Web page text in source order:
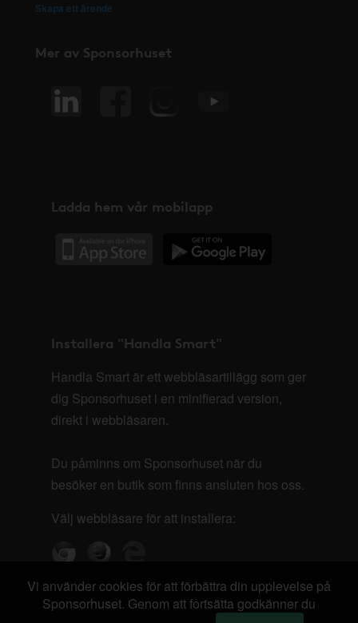
Skapa ett ärende
Mer av Sponsorhuset
Ladda hem vår mobilapp
Installera "Handla Smart"
Handla Smart är ett webbläsartillägg som ger
dig Sponsorhuset i en minifierad version,
direkt i webbläsaren.
Du påminns om Sponsorhuset när du
besöker en butik som finns ansluten hos oss.
Välj webbläsare för att installera:
Vi använder cookies för att förbättra din upplevelse på
Sponsorhuset. Genom att fortsätta godkänner du